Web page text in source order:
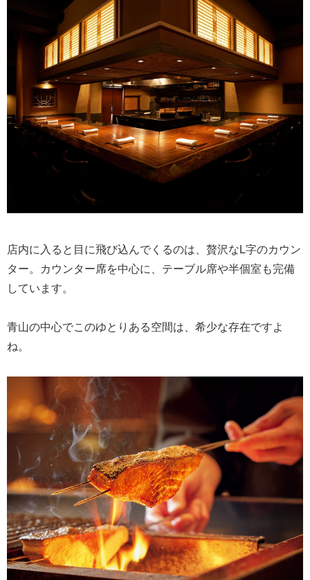
店内に入ると目に飛び込んでくるのは、贅沢なL字のカウン
ター。カウンター席を中心に、テーブル席や半個室も完備
しています。
青山の中心でこのゆとりある空間は、希少な存在ですよ
ね。